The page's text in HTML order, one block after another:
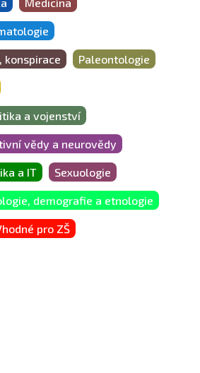
konspirace Paleontologie
a vojenství
vědy a neurovědy
a IT Sexuologie
demografie a etnologie
pro ZŠ